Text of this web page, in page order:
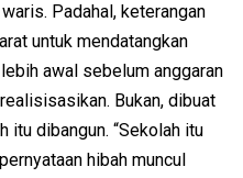
Padahal, keterangan
untuk mendatangkan
awal sebelum anggaran
Bukan, dibuat
itu dibangun. “Sekolah itu
hibah muncul